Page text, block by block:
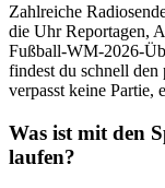
Zahlreiche
die Uhr Reportagen,
Fußball-WM-2026-
findest du schnell den
verpasst keine Partie,
Was ist mit den
laufen?